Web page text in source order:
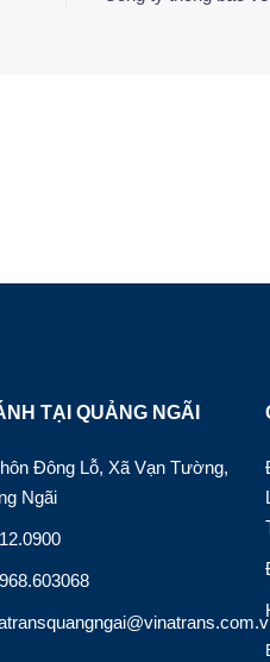
TẠI QUẢNG NGÃI
Đông Lỗ, Xã Vạn Tường,
Ngãi